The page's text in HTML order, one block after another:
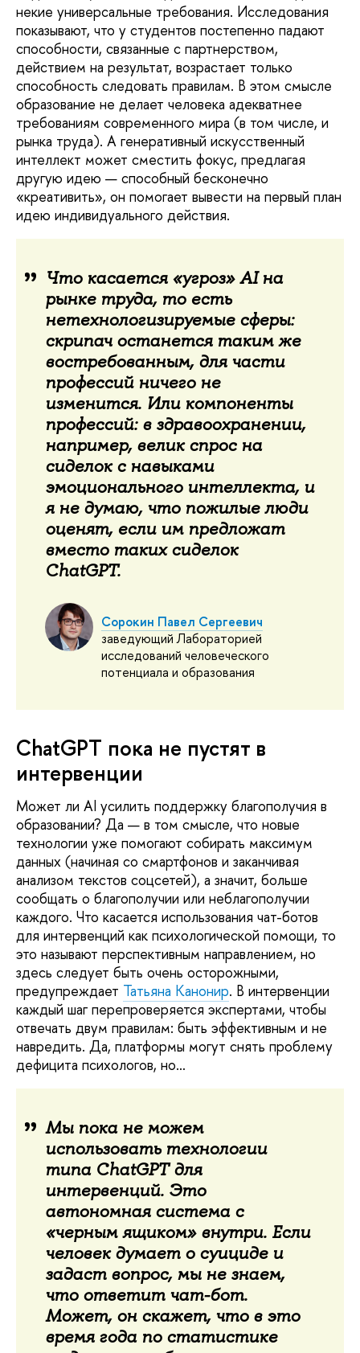
некие универсальные требования. Исследования
показывают, что у студентов постепенно падают
способности, связанные с партнерством,
действием на результат, возрастает только
способность следовать правилам. В этом смысле
образование не делает человека адекватнее
требованиям современного мира (в том числе, и
рынка труда). А генеративный искусственный
интеллект может сместить фокус, предлагая
другую идею — способный бесконечно
«креативить», он помогает вывести на первый план
идею индивидуального действия.
Что касается «угроз» AI на
рынке труда, то есть
нетехнологизируемые сферы:
скрипач останется таким же
востребованным, для части
профессий ничего не
изменится. Или компоненты
профессий: в здравоохранении,
например, велик спрос на
сиделок с навыками
эмоционального интеллекта, и
я не думаю, что пожилые люди
оценят, если им предложат
вместо таких сиделок
ChatGPT.
Сорокин Павел Сергеевич
заведующий Лабораторией
исследований человеческого
потенциала и образования
ChatGPT пока не пустят в
интервенции
Может ли AI усилить поддержку благополучия в
образовании? Да — в том смысле, что новые
технологии уже помогают собирать максимум
данных (начиная со смартфонов и заканчивая
анализом текстов соцсетей), а значит, больше
сообщать о благополучии или неблагополучии
каждого. Что касается использования чат-ботов
для интервенций как психологической помощи, то
это называют перспективным направлением, но
здесь следует быть очень осторожными,
предупреждает Татьяна Канонир. В интервенции
каждый шаг перепроверяется экспертами, чтобы
отвечать двум правилам: быть эффективным и не
навредить. Да, платформы могут снять проблему
дефицита психологов, но…
Мы пока не можем
использовать технологии
типа ChatGPT для
интервенций. Это
автономная система с
«черным ящиком» внутри. Если
человек думает о суициде и
задаст вопрос, мы не знаем,
что ответит чат-бот.
Может, он скажет, что в это
время года по статистике